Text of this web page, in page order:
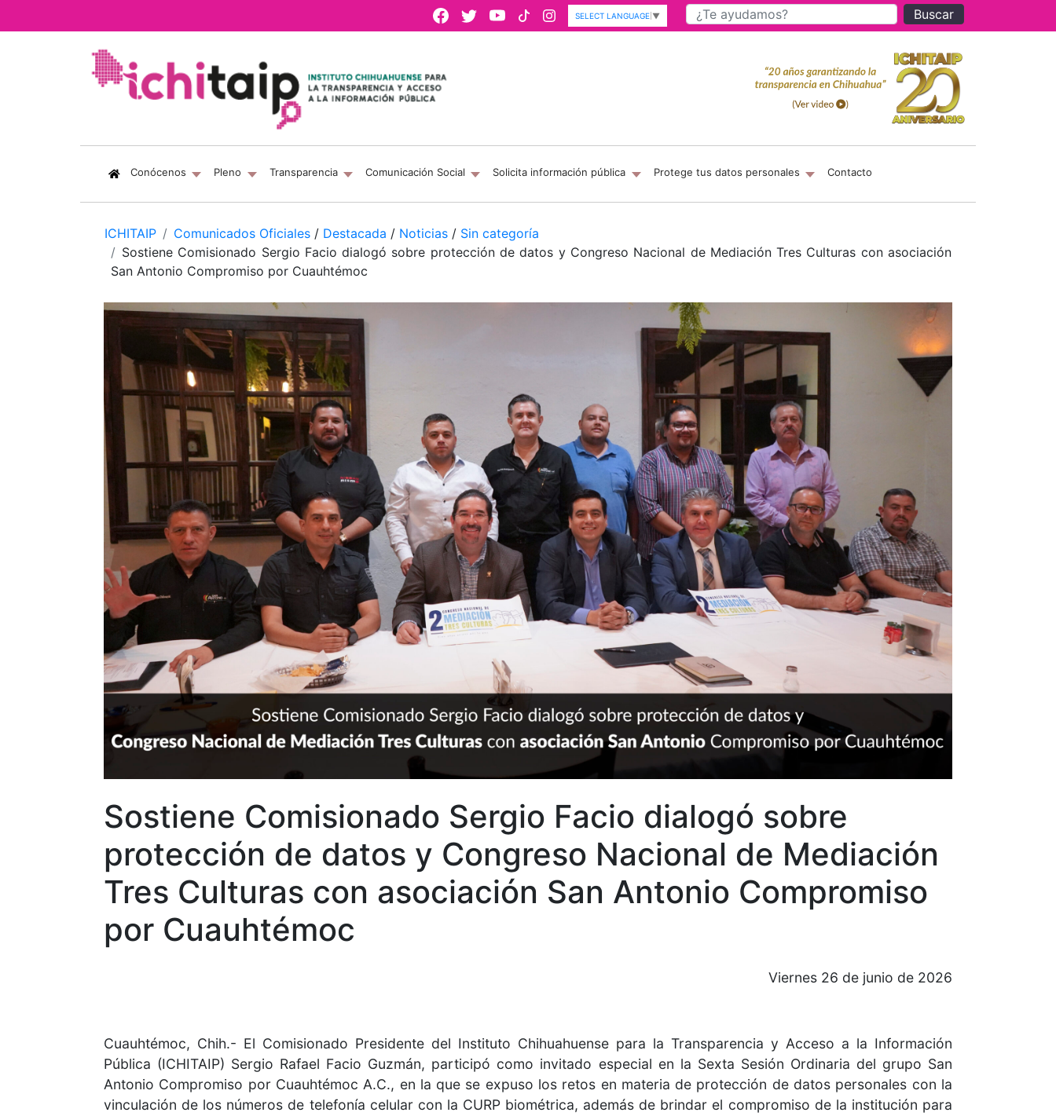
Buscar
SELECT LANGUAGE ▼
Conócenos (current)
Pleno Transparencia Comunicación Social Solicita información pública Protege tus datos personales Contacto
ICHITAIP Comunicados Oficiales / Destacada / Noticias / Sin categoría
Sostiene Comisionado Sergio Facio dialogó sobre protección de datos y Congreso Nacional de Mediación Tres Culturas con asociación
San Antonio Compromiso por Cuauhtémoc
Sostiene Comisionado Sergio Facio dialogó sobre
protección de datos y Congreso Nacional de Mediación
Tres Culturas con asociación San Antonio Compromiso
por Cuauhtémoc
Viernes 26 de junio de 2026
Cuauhtémoc, Chih.- El Comisionado Presidente del Instituto Chihuahuense para la Transparencia y Acceso a la Información
Pública (ICHITAIP) Sergio Rafael Facio Guzmán, participó como invitado especial en la Sexta Sesión Ordinaria del grupo San
Antonio Compromiso por Cuauhtémoc A.C., en la que se expuso los retos en materia de protección de datos personales con la
vinculación de los números de telefonía celular con la CURP biométrica, además de brindar el compromiso de la institución para